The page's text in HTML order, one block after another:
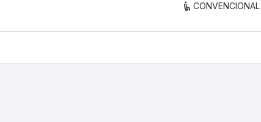
CONVENCIONAL